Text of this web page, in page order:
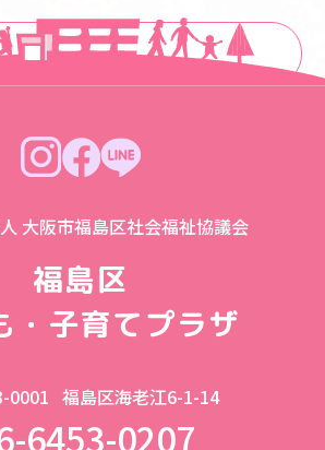
一覧に戻る
大阪市福島区社会福祉協議会
福島区
・子育てプラザ
0001 福島区海老江6-1-14
6453-0207